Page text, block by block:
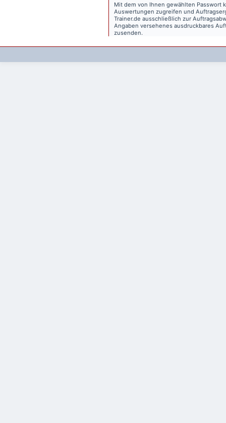
Mit dem von Ihnen gewählten Passwort
Auswertungen zugreifen und
Trainer.de ausschließlich zur
Angaben versehenes ausdruckbares
zusenden.